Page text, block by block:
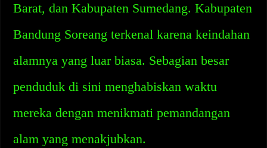
Barat, dan Kabupaten Sumedang. Kabupaten
Bandung Soreang terkenal karena keindahan
alamnya yang luar biasa. Sebagian besar
penduduk di sini menghabiskan waktu
mereka dengan menikmati pemandangan
alam yang menakjubkan.